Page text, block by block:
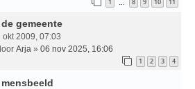
1 … 8 9 10 11
gemeente
okt 2009, 07:03
Arja » 06 nov 2025, 16:06
1 2 3 4